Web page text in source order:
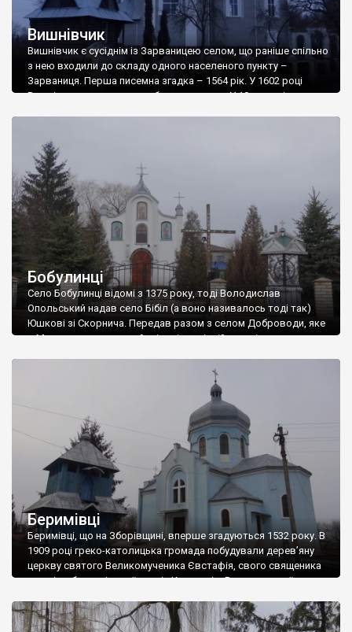
Вишнівчик
Вишнівчик є сусіднім із Зарваницею селом, що раніше спільно
з нею входили до складу одного населеного пункту –
Зарваниця. Перша писемна згадка – 1564 рік. У 1602 році
Вишнівчик отримав магдебурзьке право. У 19 ст. в містечку
рік […]
Бобулинці
Село Бобулинці відомі з 1375 року, тоді Володислав
Опольський надав село Бібіл (а воно називалось тоді так)
Юшкові зі Скорнича. Передав разом з селом Доброводи, яке
в Монастириському районі, у відповідній статті про
щоб не повторюватись. На мапі Боплана 1650 року село
вказано вже з назвою Бобоул. На початку […]
Беримівці
Беримівці, що на Зборівщині, вперше згадуються 1532 року. В
1909 році греко-католицька громада побудували дерев’яну
церкву святого Великомученика Євстафія, свого священика
в селі не було, він приїздив із Кудринців. В часи першої
1924 році. Знаходиться вона біля цвинтаря. Поруч –
двоярусна дзвіниця, теж дерев’яна. В 1950 році […]